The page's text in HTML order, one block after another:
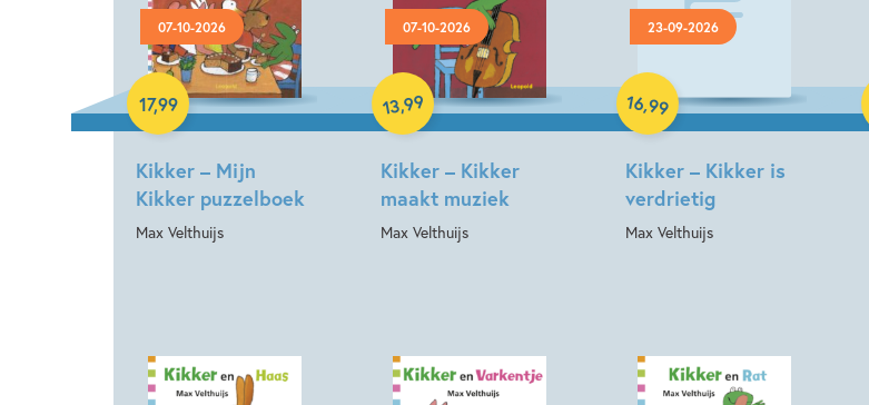
07-10-2026
Kikker – Mijn
Kikker puzzelboek
Max Velthuijs
17,99
Hardcover
07-10-2026
Kikker – Kikker
maakt muziek
Max Velthuijs
13,99
Hardcover
23-09-2026
Kikker – Kikker is
verdrietig
Max Velthuijs
16,99
Hardcover